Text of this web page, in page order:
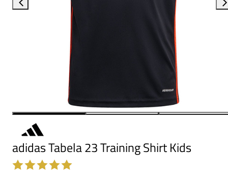
adidas Tabela 23 Training Shirt Kids